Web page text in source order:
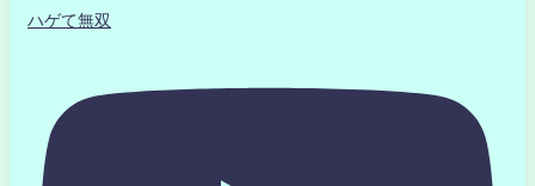
ハゲて無双